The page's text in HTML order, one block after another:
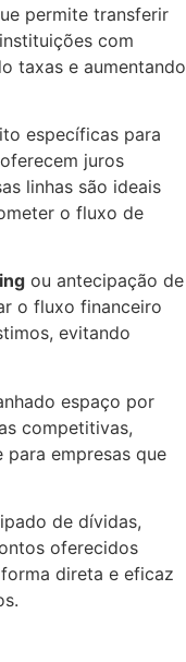
permite transferir
com
taxas e aumentando
específicas para
juros
linhas são ideais
o fluxo de
ou antecipação de
o fluxo financeiro
evitando
espaço por
competitivas,
empresas que
de dívidas,
oferecidos
direta e eficaz